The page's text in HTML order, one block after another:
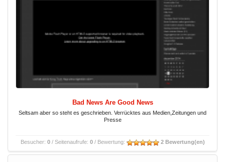
Bad News Are Good News
Seltsam aber so steht es geschrieben. Verrücktes aus Medien,Zeitungen und
Presse
Besucher: 0/ Seitenaufrufe: 0/ Bewertung: 2 Bewertung(en)